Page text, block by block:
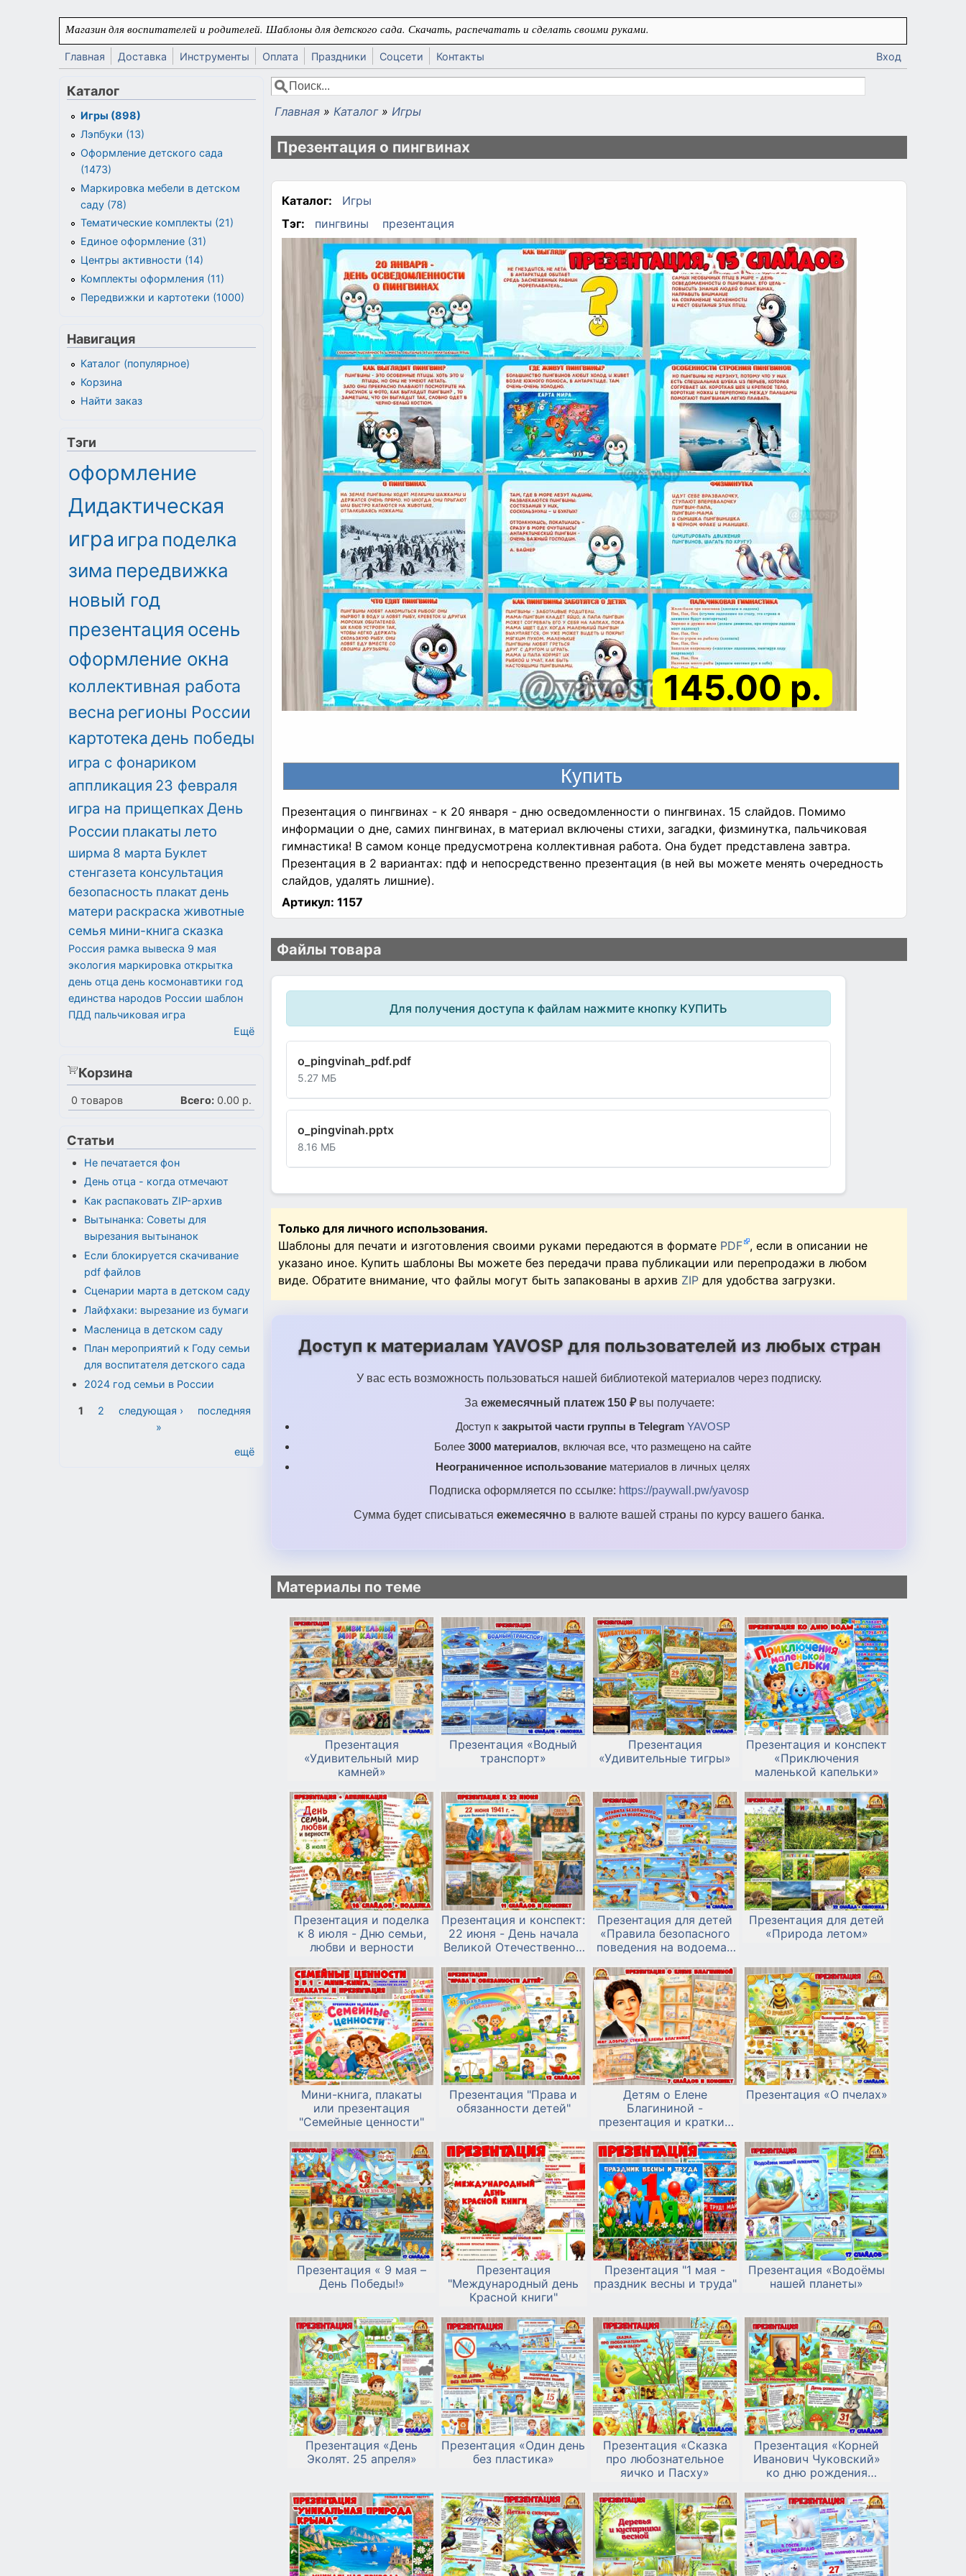
Перейти к основному содержанию
Магазин для воспитателей и родителей. Шаблоны для детского сада. Скачать, распечатать и сделать своими руками.
Главная Доставка Инструменты Оплата Праздники Соцсети Контакты Вход
Форма поиска
Поиск
Вы здесь
Главная » Каталог » Игры
Презентация о пингвинах
Каталог:
Игры
Тэг:
пингвины презентация
145.00 р.
Презентация о пингвинах - к 20 января - дню осведомленности о пингвинах. 15 слайдов. Помимо
информации о дне, самих пингвинах, в материал включены стихи, загадки, физминутка, пальчиковая
гимнастика! В самом конце предусмотрена коллективная работа. Она будет представлена завтра.
Презентация в 2 вариантах: пдф и непосредственно презентация (в ней вы можете менять очередность
слайдов, удалять лишние).
Артикул: 1157
Файлы товара
Для получения доступа к файлам нажмите кнопку КУПИТЬ
o_pingvinah_pdf.pdf
5.27 МБ
o_pingvinah.pptx
8.16 МБ
Только для личного использования.
Шаблоны для печати и изготовления своими руками передаются в формате PDF , если в описании не
указано иное. Купить шаблоны Вы можете без передачи права публикации или перепродажи в любом
виде. Обратите внимание, что файлы могут быть запакованы в архив ZIP для удобства загрузки.
Доступ к материалам YAVOSP для пользователей из любых стран
У вас есть возможность пользоваться нашей библиотекой материалов через подписку.
За ежемесячный платеж 150 ₽вы получаете:
Доступ к закрытой части группы в Telegram YAVOSP
Более 3000 материалов, включая все, что размещено на сайте
Неограниченное использованиематериалов в личных целях
Подписка оформляется по ссылке: https://paywall.pw/yavosp
Сумма будет списываться ежемесячно в валюте вашей страны по курсу вашего банка.
Материалы по теме
Презентация
«Удивительный мир
камней»
Презентация «Водный
транспорт»
Презентация
«Удивительные тигры»
Презентация и конспект
«Приключения
маленькой капельки»
Презентация и поделка
к 8 июля - Дню семьи,
любви и верности
Презентация и конспект:
22 июня - День начала
Великой Отечественной
Презентация для детей
«Правила безопасного
поведения на водоемах
Презентация для детей
«Природа летом»
Мини-книга, плакаты
или презентация
"Семейные ценности"
Презентация "Права и
обязанности детей"
Детям о Елене
Благининой -
презентация и краткий
Презентация «О пчелах»
Презентация « 9 мая –
День Победы!»
Презентация
"Международный день
Красной книги"
Презентация "1 мая -
праздник весны и труда"
Презентация «Водоёмы
нашей планеты»
Презентация «День
Эколят. 25 апреля»
Презентация «Один день
без пластика»
Презентация «Сказка
про любознательное
яичко и Пасху»
Презентация «Корней
Иванович Чуковский»
ко дню рождения
Каталог
Игры (898)
Лэпбуки (13)
Оформление детского сада
(1473)
Маркировка мебели в детском
саду (78)
Тематические комплекты (21)
Единое оформление (31)
Центры активности (14)
Комплекты оформления (11)
Передвижки и картотеки (1000)
Навигация
Каталог (популярное)
Корзина
Найти заказ
Тэги
оформление
Дидактическая
игра игра поделка
зима передвижка
новый год
презентация осень
оформление окна
коллективная работа
весна регионы России
картотекадень победы
игра с фонариком
аппликация 23 февраля
игра на прищепках День
России плакаты лето
ширма 8 марта Буклет
стенгазета консультация
безопасность плакатдень
матери раскраска животные
семья мини-книга сказка
Россия рамка вывеска 9 мая
экология маркировка открытка
день отца день космонавтики год
единства народов России шаблон
ПДД пальчиковая игра
Ещё
Корзина
0 товаров Всего: 0.00 р.
Статьи
Не печатается фон
День отца - когда отмечают
Как распаковать ZIP-архив
Вытынанка: Советы для
вырезания вытынанок
Если блокируется скачивание
pdf файлов
Сценарии марта в детском саду
Лайфхаки: вырезание из бумаги
Масленица в детском саду
План мероприятий к Году семьи
для воспитателя детского сада
2024 год семьи в России
Страницы
1 2 следующая ›
последняя
»
ещё